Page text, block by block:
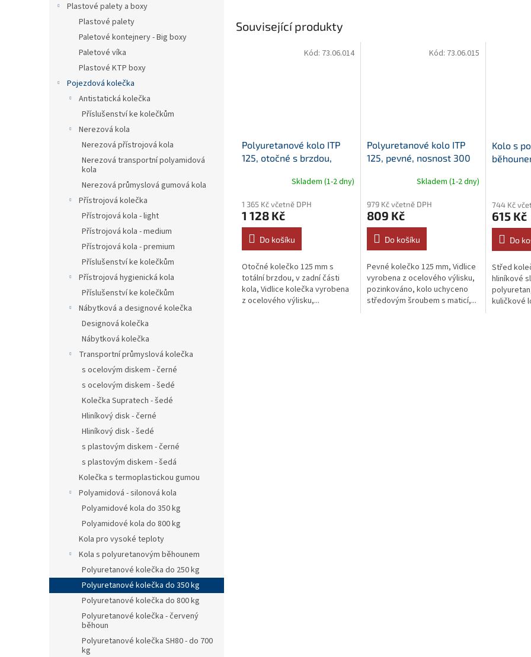
Plastové palety a boxy
Plastové palety
Paletové kontejnery - Big boxy
Paletové víka
Plastové KTP boxy
Pojezdová kolečka
Antistatická kolečka
Příslušenství ke kolečkům
Nerezová kola
Nerezová přístrojová kola
Nerezová transportní polyamidová
kola
Nerezová průmyslová gumová kola
Přístrojová kolečka
Přístrojová kola - light
Přístrojová kola - medium
Přístrojová kola - premium
Příslušenství ke kolečkům
Přístrojová hygienická kola
Příslušenství ke kolečkům
Nábytková a designové kolečka
Designová kolečka
Nábytková kolečka
Transportní průmyslová kolečka
s ocelovým diskem - černé
s ocelovým diskem - šedé
Kolečka Supratech - šedé
Hliníkový disk - černé
Hliníkový disk - šedé
s plastovým diskem - černé
s plastovým diskem - šedá
Kolečka s termoplastickou gumou
Polyamidová - silonová kola
Polyamidové kola do 350 kg
Polyamidové kola do 800 kg
Kola pro vysoké teploty
Kola s polyuretanovým běhounem
Polyuretanové kolečka do 250 kg
Polyuretanové kolečka do 350 kg
Polyuretanové kolečka do 800 kg
Polyuretanové kolečka - červený
běhoun
Polyuretanové kolečka SH80 - do 700
kg
Související produkty
Polyuretanové kolo ITP
125, otočné s brzdou,
Skladem (1-2 dny)
1 365 Kč včetně DPH
1 128 Kč
Do košíku
Otočné kolečko 125 mm s
totální brzdou, v zadní části
kola, Vidlice kolečka vyrobena
z ocelového výlisku,...
Kód: 73.06.014
Polyuretanové kolo ITP
125, pevné, nosnost 300
Skladem (1-2 dny)
979 Kč včetně DPH
809 Kč
Do košíku
Pevné kolečko 125 mm, Vidlice
vyrobena z ocelového výlisku,
pozinkováno, kolo uchyceno
středovým šroubem s maticí,...
Kód: 73.06.015
Kolo s
744 Kč
615 Kč
Do
Střed
hliníkové
kuličkové